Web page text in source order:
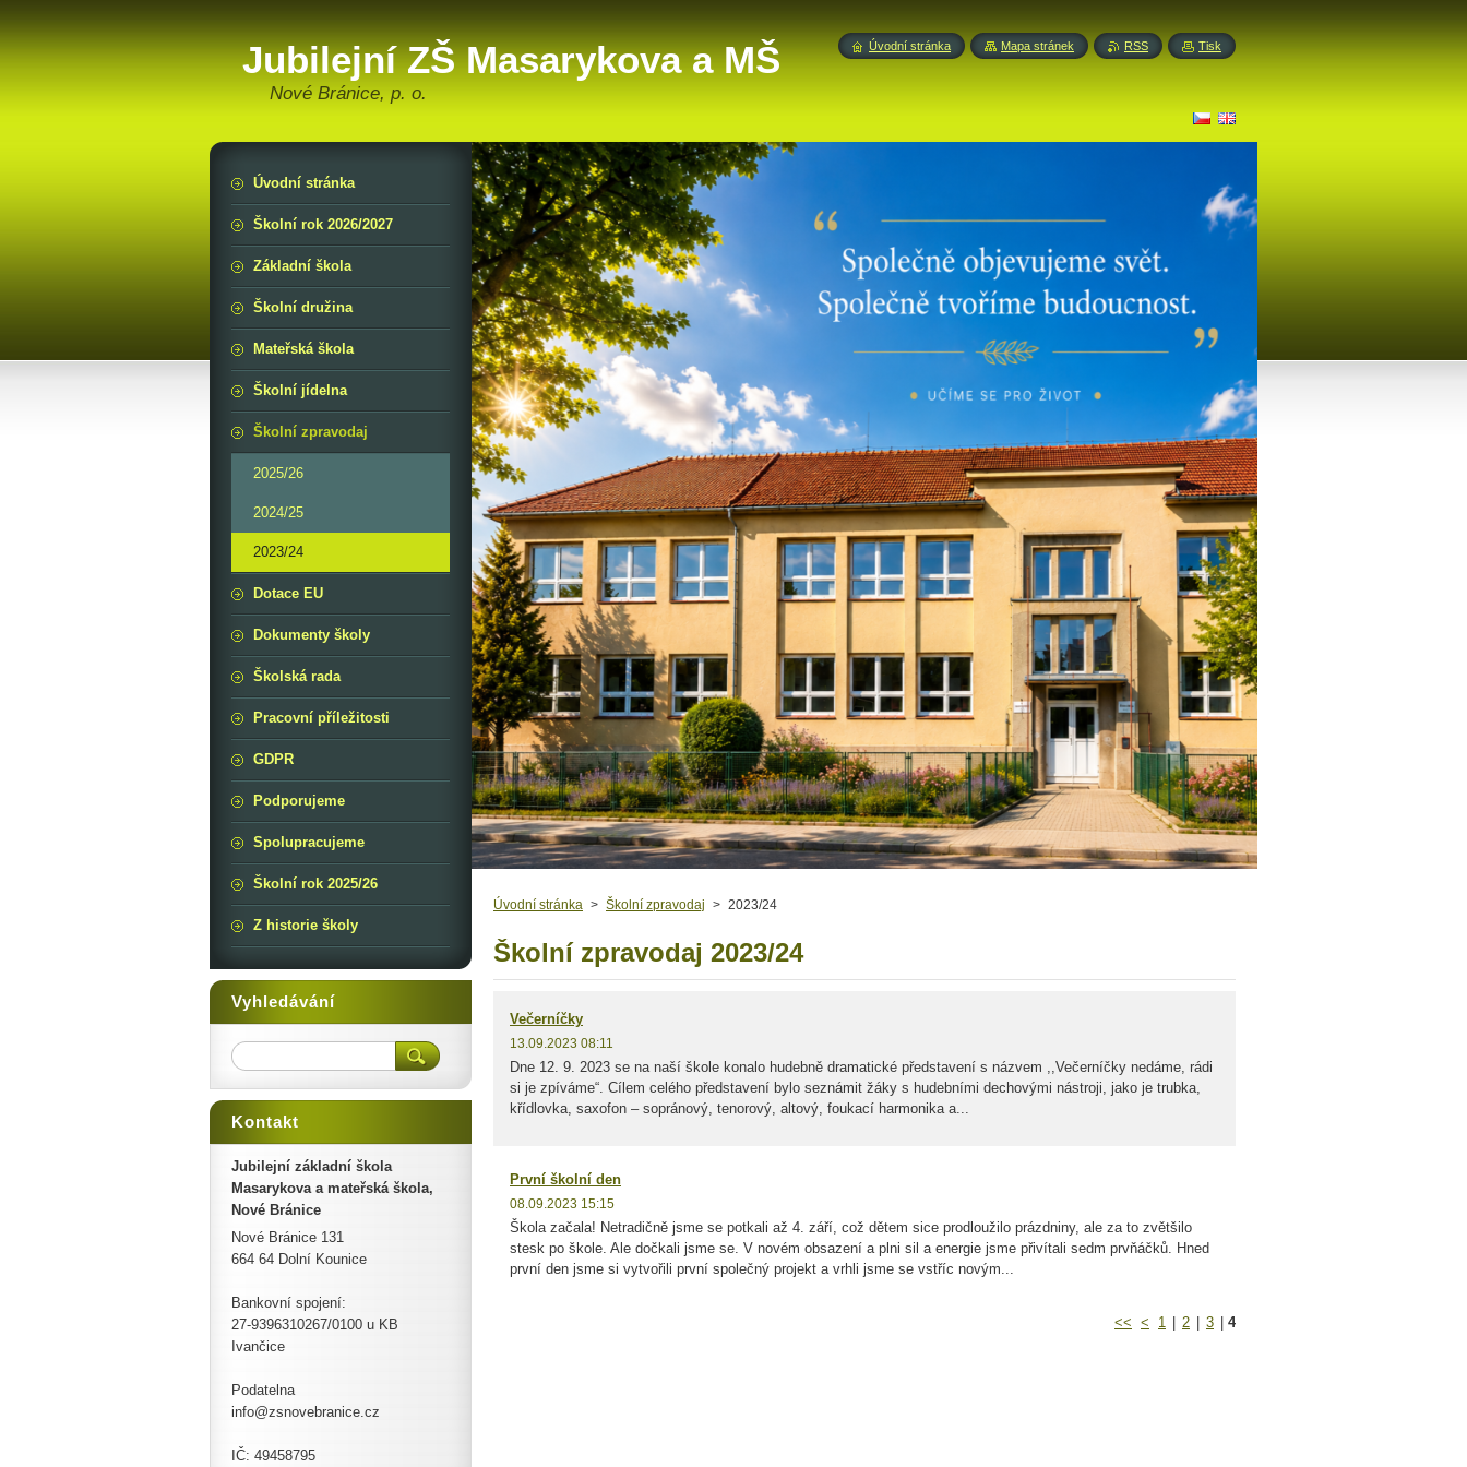
Jubilejní ZŠ Masarykova a MŠ
Nové Bránice, p. o.
Úvodní stránka > Školní zpravodaj > 2023/24
Školní zpravodaj 2023/24
Večerníčky
13.09.2023 08:11
Dne 12. 9. 2023 se na naší škole konalo hudebně dramatické představení s názvem ,,Večerníčky nedáme, rádi
si je zpíváme“. Cílem celého představení bylo seznámit žáky s hudebními dechovými nástroji, jako je trubka,
křídlovka, saxofon – sopránový, tenorový, altový, foukací harmonika a...
První školní den
08.09.2023 15:15
Škola začala! Netradičně jsme se potkali až 4. září, což dětem sice prodloužilo prázdniny, ale za to zvětšilo
stesk po škole. Ale dočkali jsme se. V novém obsazení a plni sil a energie jsme přivítali sedm prvňáčků. Hned
první den jsme si vytvořili první společný projekt a vrhli jsme se vstříc novým...
<< < 1 2 3 4
Úvodní stránka
Školní rok 2026/2027
Základní škola
Školní družina
Mateřská škola
Školní jídelna
Školní zpravodaj
2025/26
2024/25
2023/24
Dotace EU
Dokumenty školy
Školská rada
Pracovní příležitosti
GDPR
Podporujeme
Spolupracujeme
Školní rok 2025/26
Z historie školy
Vyhledávání
Kontakt
Jubilejní základní škola
Masarykova a mateřská škola,
Nové Bránice
Nové Bránice 131
664 64 Dolní Kounice
Bankovní spojení:
27-9396310267/0100 u KB
Ivančice
Podatelna
info@zsnovebranice.cz
IČ: 49458795
Úvodní stránka Mapa stránek RSS Tisk